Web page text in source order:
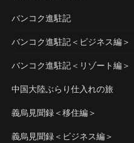
バンコク進駐記
バンコク進駐記＜ビジネス編＞
バンコク進駐記＜リゾート編＞
中国大陸ぶらり仕入れの旅
義烏見聞録＜移住編＞
義烏見聞録＜ビジネス編＞